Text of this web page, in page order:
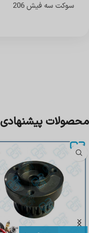
سوکت سه فیش 206
محصولات پیشنهادی